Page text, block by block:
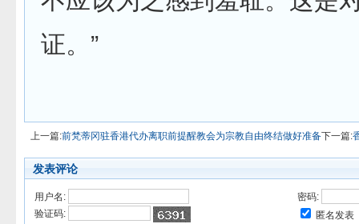
证。”
上一篇:前梵蒂冈驻香港代办离职前提醒教会为宗教自由终结做好准备下一篇:
发表评论
用户名:
密码:
验证码:
匿名发表